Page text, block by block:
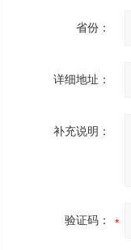
省份：
详细地址：
补充说明：
验证码：